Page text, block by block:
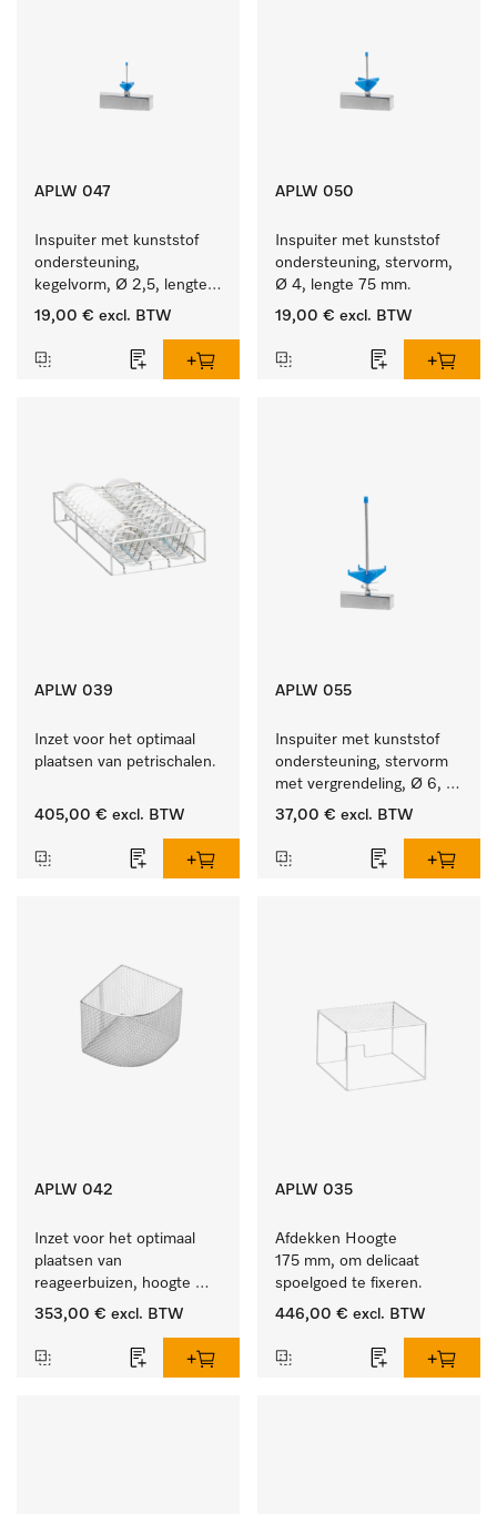
APLW 047
Inspuiter met kunststof
ondersteuning,
kegelvorm, Ø 2,5, lengte
50 mm.
19,00 € excl. BTW
APLW 050
Inspuiter met kunststof
ondersteuning, stervorm,
Ø 4, lengte 75 mm.
19,00 € excl. BTW
APLW 039
Inzet voor het optimaal
plaatsen van petrischalen.
405,00 € excl. BTW
APLW 055
Inspuiter met kunststof
ondersteuning, stervorm
met vergrendeling, Ø 6,
lengte 175 mm.
37,00 € excl. BTW
APLW 042
Inzet voor het optimaal
plaatsen van
reageerbuizen, hoogte
200 mm.
353,00 € excl. BTW
APLW 035
Afdekken Hoogte
175 mm, om delicaat
spoelgoed te fixeren.
446,00 € excl. BTW